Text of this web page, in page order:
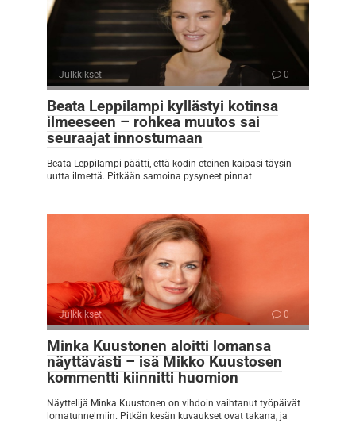
Julkkikset 0
Beata Leppilampi kyllästyi kotinsa
ilmeeseen – rohkea muutos sai
seuraajat innostumaan
Beata Leppilampi päätti, että kodin eteinen kaipasi täysin
uutta ilmettä. Pitkään samoina pysyneet pinnat
Julkkikset 0
Minka Kuustonen aloitti lomansa
näyttävästi – isä Mikko Kuustosen
kommentti kiinnitti huomion
Näyttelijä Minka Kuustonen on vihdoin vaihtanut työpäivät
lomatunnelmiin. Pitkän kesän kuvaukset ovat takana, ja